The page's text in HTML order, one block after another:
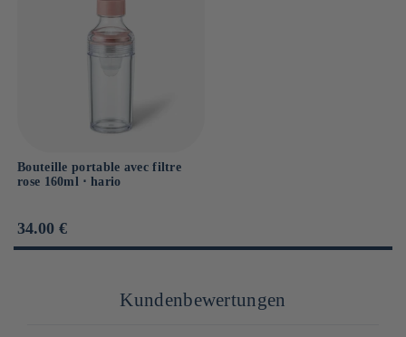
cuisines, les cafés et les concours de barista du monde entier.
Joint d'étanchéité : Caoutchouc de silicone
Bouteille portable avec filtre
rose 160ml ⋅ hario
Prix
habituel
34.00 €
Kundenbewertungen